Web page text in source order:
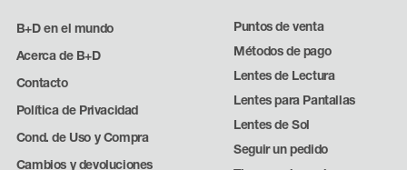
B+D en el mundo
Acerca de B+D
Contacto
Política de Privacidad
Cond. de Uso y Compra
Cambios y devoluciones
Puntos de venta
Métodos de pago
Lentes de Lectura
Lentes para Pantallas
Lentes de Sol
Seguir un pedido